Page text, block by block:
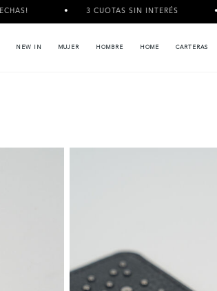
3 CUOTAS SIN INTERÉS 6
NEW IN MUJER HOMBRE HOME CARTERAS